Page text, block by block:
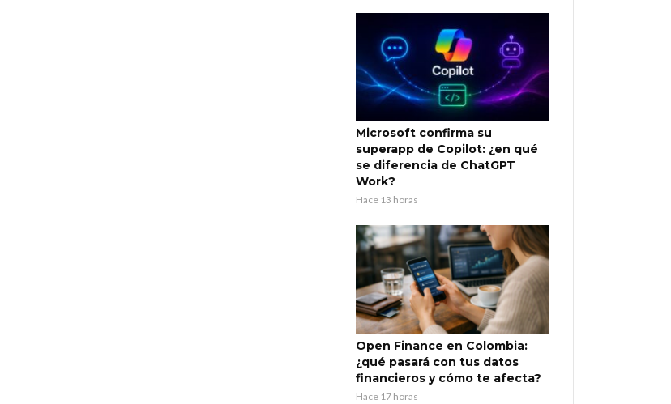
Microsoft confirma su
superapp de Copilot: ¿en qué
se diferencia de ChatGPT
Work?
Hace 13 horas
Open Finance en Colombia:
¿qué pasará con tus datos
financieros y cómo te afecta?
Hace 17 horas